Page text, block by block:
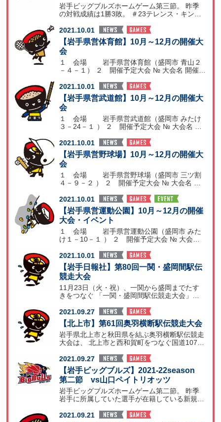
岩手ビッグブルズホームゲーム第三節。 昨季
の対戦成績は1勝3敗。 ＃23テレンス・キング
2021.10.01
【岩手県営体育館】10月～12月の開催大
会
１ 会場 岩手県営体育館（盛岡市 青山２
－４－１） ２ 開催予定大会 № 大会名 開催時
2021.10.01
【岩手県営武道館】10月～12月の開催大
会
１ 会場 岩手県営武道館（盛岡市 みたけ
３－24－１ ） ２ 開催予定大会 № 大会名 開
2021.10.01
【岩手県営野球場】10月～12月の開催大
会
１ 会場 岩手県営野球場（盛岡市 三ツ割
４－９－２ ） ２ 開催予定大会 № 大会名 開
2021.10.01
【岩手県営運動公園】10月～12月の開催
大会・イベント
１ 会場 岩手県営運動公園（盛岡市 みた
け１－10－１ ） ２ 開催予定大会 № 大会名
2021.10.01
【岩手日報社】第80回一関・盛岡間駅伝
競走大会
11月23日（火・祝）、一関から盛岡までたす
きをつなぐ 「一関・盛岡間駅伝競走大会」が
2021.09.27
【北上市】第61回奥羽横断駅伝競走大会
岩手県北上市と秋田県を結ぶ奥羽横断駅伝競走
大会は、 北上市と西和賀町をつなぐ国道107号
2021.09.27
【岩手ビッグブルズ】2021-22season
第二節 vs山口ペイトリオッツ
岩手ビッグブルズホームゲーム第二節。 昨季
岩手に所属していた選手が在籍している新規チ
2021.09.21